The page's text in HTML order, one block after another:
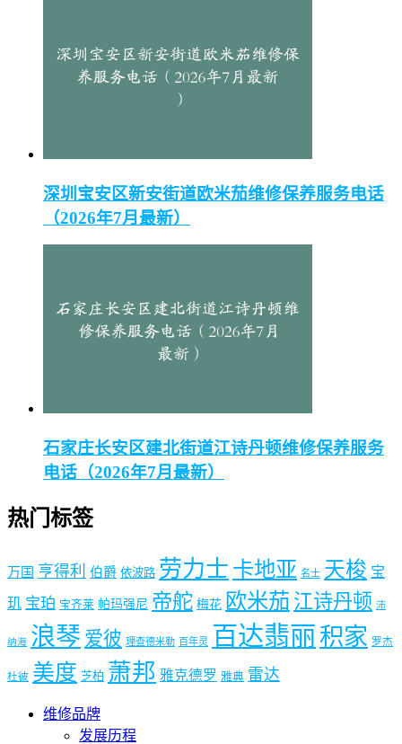
深圳宝安区新安街道欧米茄维修保养服务电话
（2026年7月最新）
石家庄长安区建北街道江诗丹顿维修保养服务
电话（2026年7月最新）
热门标签
万国 亨得利 伯爵 依波路 劳力士 卡地亚 名士 天梭 宝
玑 宝珀 宝齐莱 帕玛强尼 帝舵 梅花 欧米茄 江诗丹顿 沛
纳海 浪琴 爱彼 理查德米勒 百年灵 百达翡丽 积家 罗杰
杜彼 美度 芝柏 萧邦 雅克德罗 雅典 雷达
维修品牌
发展历程